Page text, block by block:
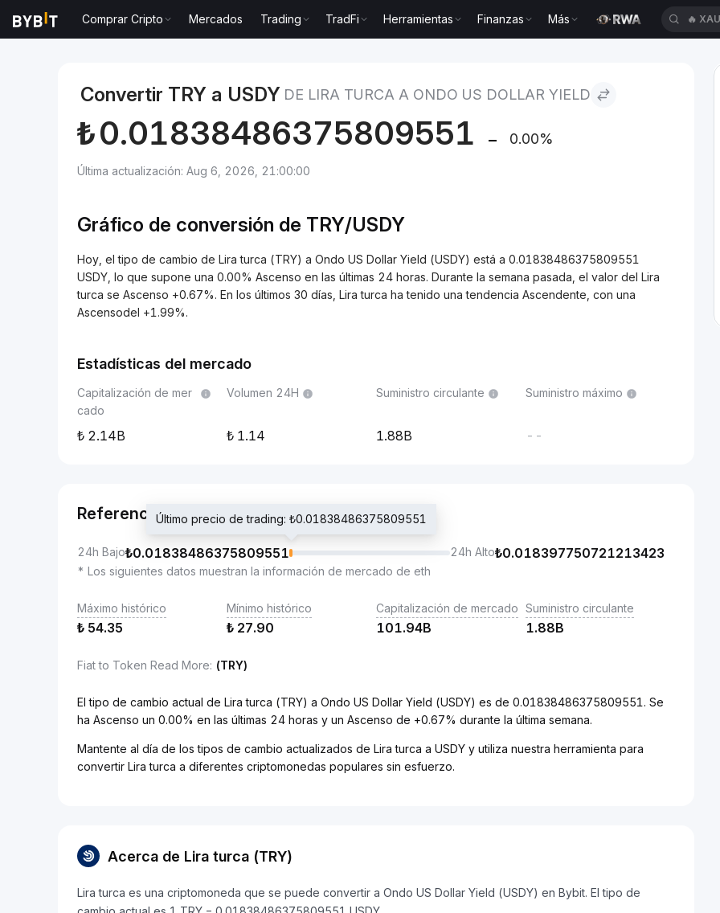
Comprar Cripto Mercados Trading TradFi Herramientas Finanzas Más 🔥
Convertir TRY a USDY DE LIRA TURCA A ONDO US DOLLAR YIELD
₺0.01838486375809551 0.00%
Última actualización: Aug 6, 2026, 21:00:00
Gráfico de conversión de TRY/USDY
Hoy, el tipo de cambio de Lira turca (TRY) a Ondo US Dollar Yield (USDY) está a 0.01838486375809551
USDY, lo que supone una 0.00% Ascenso en las últimas 24 horas. Durante la semana pasada, el valor del Lira
turca se Ascenso +0.67%. En los últimos 30 días, Lira turca ha tenido una tendencia Ascendente, con una
Ascensodel +1.99%.
Estadísticas del mercado
Capitalización de mer
cado
2.14B
Volumen 24H
1.14
Suministro circulante
1.88B
Suministro máximo
--
Referencia
24h Bajo₺0.01838486375809551
Último precio de trading: ₺0.01838486375809551
24h Alto₺0.018397750721213423
* Los siguientes datos muestran la información de mercado de eth
Máximo histórico
₺ 54.35
Mínimo histórico
₺ 27.90
Capitalización de mercado
101.94B
Suministro circulante
1.88B
Fiat to Token Read More: (TRY)
El tipo de cambio actual de Lira turca (TRY) a Ondo US Dollar Yield (USDY) es de 0.01838486375809551. Se
ha Ascenso un 0.00% en las últimas 24 horas y un Ascenso de +0.67% durante la última semana.
Mantente al día de los tipos de cambio actualizados de Lira turca a USDY y utiliza nuestra herramienta para
convertir Lira turca a diferentes criptomonedas populares sin esfuerzo.
Acerca de Lira turca (TRY)
Lira turca es una criptomoneda que se puede convertir a Ondo US Dollar Yield (USDY) en Bybit. El tipo de